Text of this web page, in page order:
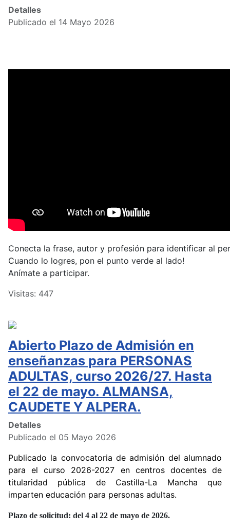
Detalles
Publicado el 14 Mayo 2026
Conecta la frase, autor y profesión para identificar al
Cuando lo logres, pon el punto verde al lado!
Anímate a participar.
Visitas: 447
Abierto Plazo de Admisión en
enseñanzas para PERSONAS
ADULTAS, curso 2026/27. Hasta
el 22 de mayo. ALMANSA,
CAUDETE Y ALPERA.
Detalles
Publicado el 05 Mayo 2026
Publicado la convocatoria de admisión del alumnado
para el curso 2026-2027 en centros docentes de
titularidad pública de Castilla-La Mancha que
imparten educación para personas adultas.
Plazo de solicitud: del 4 al 22 de mayo de 2026.